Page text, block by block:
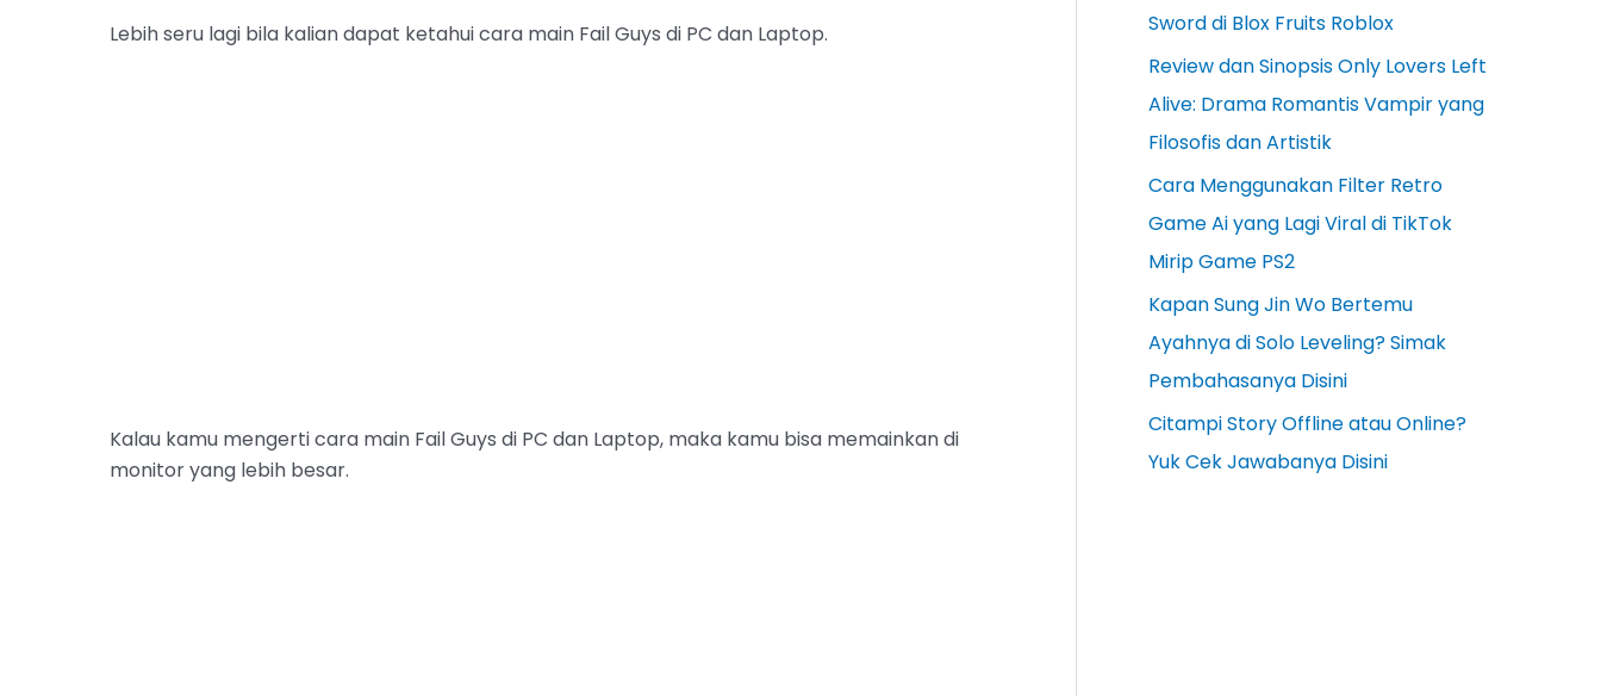
Lebih seru lagi bila kalian dapat ketahui cara main Fail Guys di PC dan Laptop.
Kalau kamu mengerti cara main Fail Guys di PC dan Laptop, maka kamu bisa memainkan di
monitor yang lebih besar.
Sword di Blox Fruits Roblox
Review dan Sinopsis Only Lovers Left
Alive: Drama Romantis Vampir yang
Filosofis dan Artistik
Cara Menggunakan Filter Retro
Game Ai yang Lagi Viral di TikTok
Mirip Game PS2
Kapan Sung Jin Wo Bertemu
Ayahnya di Solo Leveling? Simak
Pembahasanya Disini
Citampi Story Offline atau Online?
Yuk Cek Jawabanya Disini